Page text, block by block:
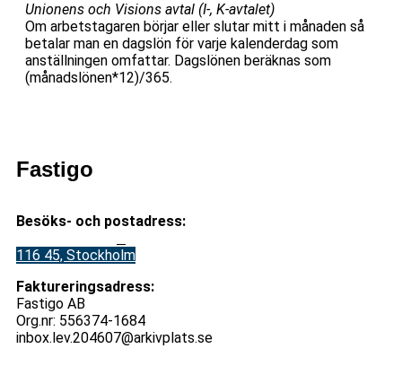
Unionens och Visions avtal (I-, K-avtalet)
Om arbetstagaren börjar eller slutar mitt i månaden så
betalar man en dagslön för varje kalenderdag som
anställningen omfattar. Dagslönen beräknas som
(månadslönen*12)/365.
Fastigo
Besöks- och postadress:
116 45, Stockholm
Faktureringsadress:
Fastigo AB
Org.nr: 556374-1684
inbox.lev.204607@arkivplats.se